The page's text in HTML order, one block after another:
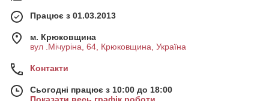
Працює з 01.03.2013
м. Крюковщина
вул .Мічуріна, 64, Крюковщина, Україна
Контакти
Сьогодні працює з 10:00 до 18:00